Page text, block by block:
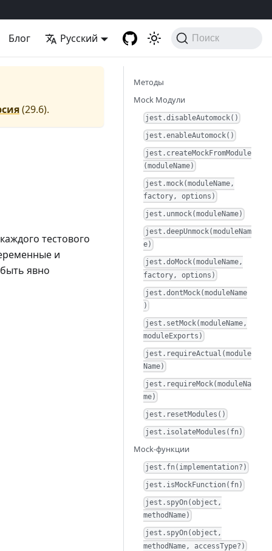
Блог Русский Поиск
(29.6).
тестового
и
явно
Методы
Mock Модули
jest.disableAutomock()
jest.enableAutomock()
jest.createMockFromModule
(moduleName)
jest.mock(moduleName,
factory, options)
jest.unmock(moduleName)
jest.deepUnmock(moduleNam
e)
jest.doMock(moduleName,
factory, options)
jest.dontMock(moduleName
)
jest.setMock(moduleName,
moduleExports)
jest.requireActual(module
Name)
jest.requireMock(moduleNa
me)
jest.resetModules()
jest.isolateModules(fn)
Mock-функции
jest.fn(implementation?)
jest.isMockFunction(fn)
jest.spyOn(object,
methodName)
jest.spyOn(object,
methodName, accessType?)